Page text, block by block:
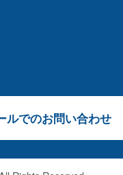
ルでのお問い合わせ